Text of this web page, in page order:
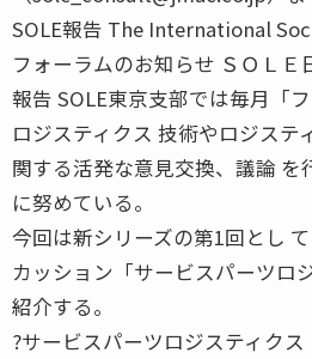
SOLE報告 The International
フォーラムのお知らせ ＳＯＬＥ
報告 SOLE東京支部では毎月「
ロジスティクス 技術やロジステ
関する活発な意見交換、議論 を
に努めている。
今回は新シリーズの第1回とし
カッション「サービスパーツロ
紹介する。
?サービスパーツロジスティク